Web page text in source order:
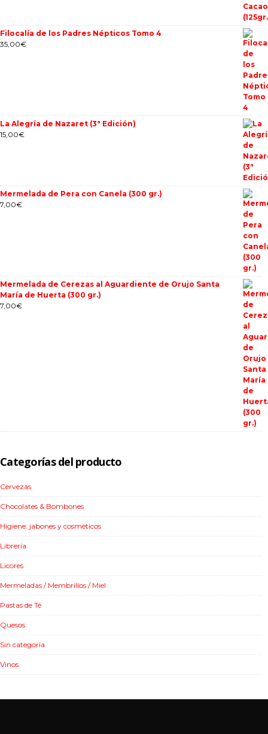
Filocalía de los Padres Népticos Tomo 4
35,00€
La Alegría de Nazaret (3ª Edición)
15,00€
Mermelada de Pera con Canela (300 gr.)
7,00€
Mermelada de Cerezas al Aguardiente de Orujo Santa
María de Huerta (300 gr.)
7,00€
Categorías del producto
Cervezas
Chocolates & Bombones
Higiene: jabones y cosméticos
Librería
Licores
Mermeladas / Membrillos / Miel
Pastas de Té
Quesos
Sin categoría
Vinos